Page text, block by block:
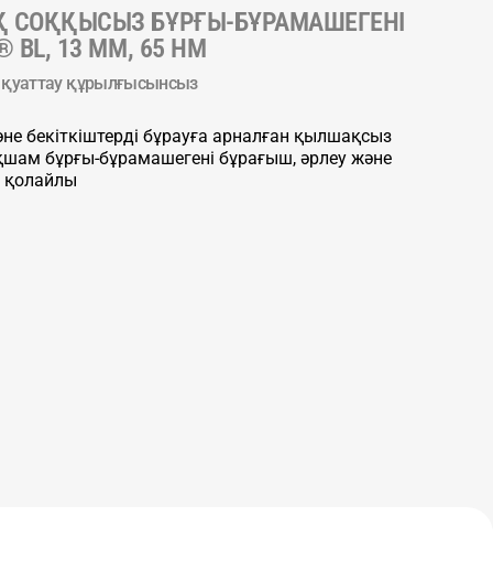
СОҚҚЫСЫЗ БҰРҒЫ-БҰРАМАШЕГЕНІ
BL, 13 ММ, 65 НМ
құрылғысынсыз
бекіткіштерді бұрауға арналған қылшақсыз
бұрғы-бұрамашегені бұрағыш, әрлеу және